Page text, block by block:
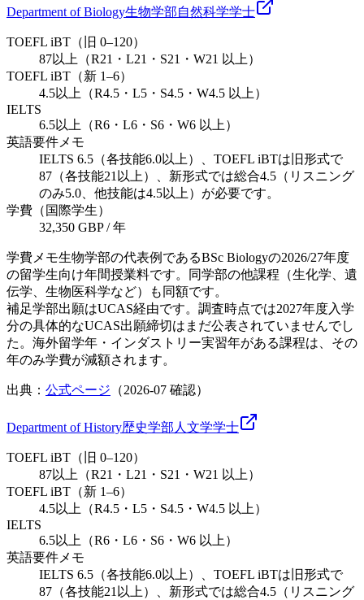
Department of Biology生物学部自然科学学士
TOEFL iBT（旧 0–120）
87以上（R21・L21・S21・W21 以上）
TOEFL iBT（新 1–6）
4.5以上（R4.5・L5・S4.5・W4.5 以上）
IELTS
6.5以上（R6・L6・S6・W6 以上）
英語要件メモ
IELTS 6.5（各技能6.0以上）、TOEFL iBTは旧形式で
87（各技能21以上）、新形式では総合4.5（リスニング
のみ5.0、他技能は4.5以上）が必要です。
学費（国際学生）
32,350 GBP / 年
学費メモ生物学部の代表例であるBSc Biologyの2026/27年度
の留学生向け年間授業料です。同学部の他課程（生化学、遺
伝学、生物医科学など）も同額です。
補足学部出願はUCAS経由です。調査時点では2027年度入学
分の具体的なUCAS出願締切はまだ公表されていませんでし
た。海外留学年・インダストリー実習年がある課程は、その
年のみ学費が減額されます。
出典： 公式ページ （2026-07 確認）
Department of History歴史学部 人文学学士
TOEFL iBT（旧 0–120）
87以上（R21・L21・S21・W21 以上）
TOEFL iBT（新 1–6）
4.5以上（R4.5・L5・S4.5・W4.5 以上）
IELTS
6.5以上（R6・L6・S6・W6 以上）
英語要件メモ
IELTS 6.5（各技能6.0以上）、TOEFL iBTは旧形式で
87（各技能21以上）、新形式では総合4.5（リスニング